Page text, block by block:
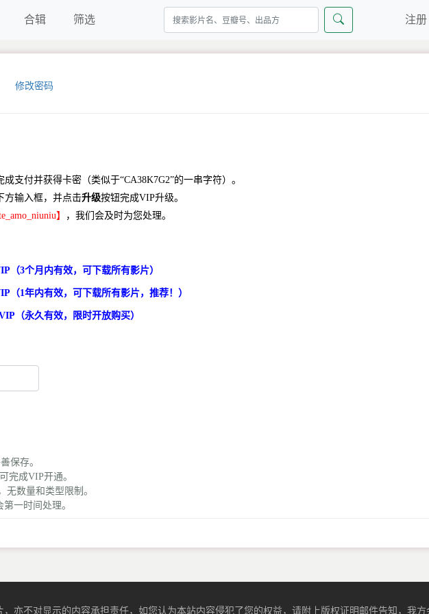
合辑 筛选 注册
修改密码
支付并获得卡密（类似于“CA38K7G2”的一串字符）。
方输入框，并点击升级按钮完成VIP升级。
】 ，我们会及时为您处理。
（3个月内有效，可下载所有影片）
（1年内有效，可下载所有影片，推荐！）
（永久有效，限时开放购买）
保存。
完成VIP开通。
数量和类型限制。
第一时间处理。
亦不对显示的内容承担责任，如您认为本站内容侵犯了您的权益，请附上版权证明邮件告知，我